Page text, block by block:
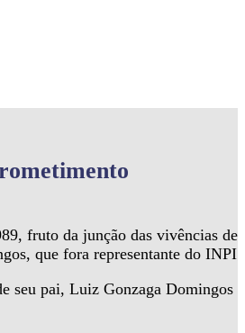
fruto da junção das vivências de
que fora representante do INPI
seu pai, Luiz Gonzaga Domingos